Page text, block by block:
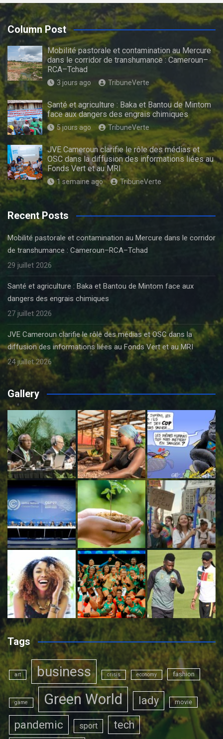
Column Post
Mobilité pastorale et contamination au Mercure
dans le corridor de transhumance : Cameroun–
RCA–Tchad
3 jours ago TribuneVerte
Santé et agriculture : Baka et Bantou de Mintom
face aux dangers des engrais chimiques
5 jours ago TribuneVerte
JVE Cameroun clarifie le rôle des médias et
OSC dans la diffusion des informations liées au
Fonds Vert et au MRI
1 semaine ago TribuneVerte
Recent Posts
Mobilité pastorale et contamination au Mercure dans le corridor
de transhumance : Cameroun–RCA–Tchad
29 juillet 2026
Santé et agriculture : Baka et Bantou de Mintom face aux
dangers des engrais chimiques
27 juillet 2026
JVE Cameroun clarifie le rôle des médias et OSC dans la
diffusion des informations liées au Fonds Vert et au MRI
24 juillet 2026
Gallery
Tags
art business crisis economy fashion
game Green World lady movie
pandemic sport tech